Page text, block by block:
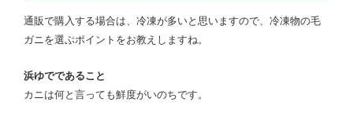
通販で購入する場合は、冷凍が多いと思いますので、冷凍物の毛
ガニを選ぶポイントをお教えしますね。
浜ゆでであること
カニは何と言っても鮮度がいのちです。